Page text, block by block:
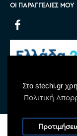
Στο stechi.gr
Πολιτική
ΟΙ ΠΑΡΑΓΓΕΛΊΕΣ ΜΟΥ
Copyright ©